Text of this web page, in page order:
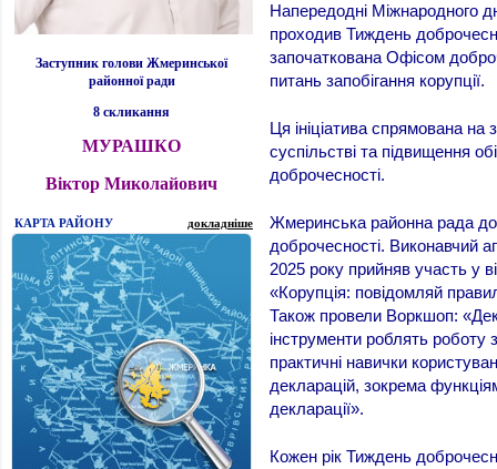
Заступник голови Жмеринської
районної ради
8 скликання
МУРАШКО
Віктор Миколайович
КАРТА РАЙОНУ докладніше
Напередодні Міжнародного
проходив Тиждень
започаткована Офісом
питань запобігання корупції.
Ця ініціатива спрямована на
суспільстві та підвищення
доброчесності.
Жмеринська районна рада
доброчесності. Виконавчий
2025 року прийняв участь у
«Корупція: повідомляй
Також провели Воркшоп:
інструменти роблять
практичні навички
декларацій, зокрема
декларації».
Кожен рік Тиждень